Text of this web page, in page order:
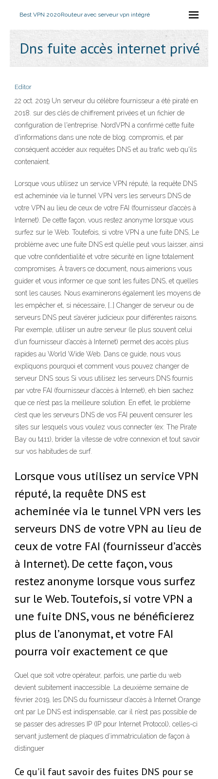
Best VPN 2020Routeur avec serveur vpn intégré
Dns fuite accès internet privé
Editor
22 oct. 2019 Un serveur du célèbre fournisseur a été piraté en
2018. sur des clés de chiffrement privées et un fichier de
configuration de l'entreprise. NordVPN a confirmé cette fuite
d'informations dans une note de blog. compromis, et par
conséquent accéder aux requêtes DNS et au trafic web qu'ils
contenaient.
Lorsque vous utilisez un service VPN réputé, la requête DNS
est acheminée via le tunnel VPN vers les serveurs DNS de
votre VPN au lieu de ceux de votre FAI (fournisseur d’accès à
Internet). De cette façon, vous restez anonyme lorsque vous
surfez sur le Web. Toutefois, si votre VPN a une fuite DNS, Le
problème avec une fuite DNS est qu’elle peut vous laisser, ainsi
que votre confidentialité et votre sécurité en ligne totalement
compromises. À travers ce document, nous aimerions vous
guider et vous informer ce que sont les fuites DNS, et quelles
sont les causes. Nous examinerons également les moyens de
les empêcher et, si nécessaire, […] Changer de serveur ou de
serveurs DNS peut s’avérer judicieux pour différentes raisons.
Par exemple, utiliser un autre serveur (le plus souvent celui
d’un fournisseur d’accès à Internet) permet des accès plus
rapides au World Wide Web. Dans ce guide, nous vous
expliquons pourquoi et comment vous pouvez changer de
serveur DNS sous Si vous utilisez les serveurs DNS fournis
par votre FAI (fournisseur d’accès à Internet), eh bien sachez
que ce n’est pas la meilleure solution. En effet, le problème
c’est que les serveurs DNS de vos FAI peuvent censurer les
sites sur lesquels vous voulez vous connecter (ex: The Pirate
Bay ou t411), brider la vitesse de votre connexion et tout savoir
sur vos habitudes de surf.
Lorsque vous utilisez un service VPN
réputé, la requête DNS est
acheminée via le tunnel VPN vers les
serveurs DNS de votre VPN au lieu de
ceux de votre FAI (fournisseur d’accès
à Internet). De cette façon, vous
restez anonyme lorsque vous surfez
sur le Web. Toutefois, si votre VPN a
une fuite DNS, vous ne bénéficierez
plus de l’anonymat, et votre FAI
pourra voir exactement ce que
Quel que soit votre opérateur, parfois, une partie du web
devient subitement inaccessible. La deuxième semaine de
février 2019, les DNS du fournisseur d’accès à Internet Orange
ont par Le DNS est indispensable, car il n’est pas possible de
se passer des adresses IP (IP pour Internet Protocol), celles-ci
servant justement de plaques d’immatriculation de façon à
distinguer
Ce qu'il faut savoir des fuites DNS pour se